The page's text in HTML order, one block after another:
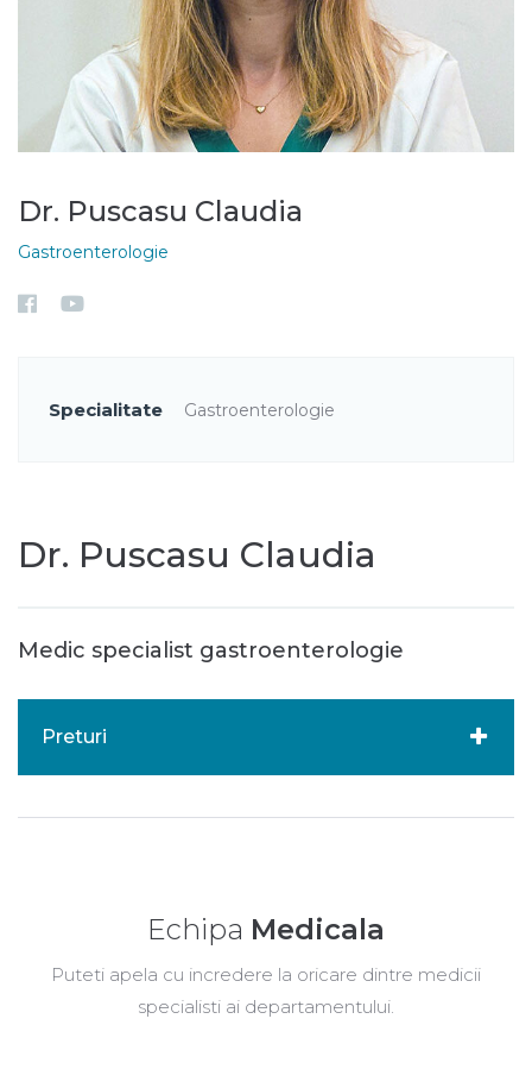
Dr. Puscasu Claudia
Gastroenterologie
Specialitate Gastroenterologie
Dr. Puscasu Claudia
Medic specialist gastroenterologie
Preturi
Echipa Medicala
Puteti apela cu incredere la oricare dintre medicii
specialisti ai departamentului.